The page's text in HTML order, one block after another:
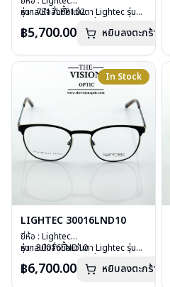
รุ่น : 7317LPP102
เลนส์ : Demo Lens
อุปกรณ์ : กล่องแว่น, ผ้าเช็ดแว่น
น้ำหนัก : 12 กรัม
การรับประกัน : 1 ปี
หากสนใจสั่งชื้อแว่นตา Lightec รุ่นอื่น
ติดต่อเราคลิก
฿5,700.00 หยิบลงตะกร้า
In Stock
LIGHTEC 30016LND10
ยี่ห้อ : Lightec
รุ่น : 30016LND10
เลนส์ : Demo Lens
หากสนใจสั่งชื้อแว่นตา Lightec รุ่นอื่น
ติดต่อเราคลิก
฿6,700.00 หยิบลงตะกร้า